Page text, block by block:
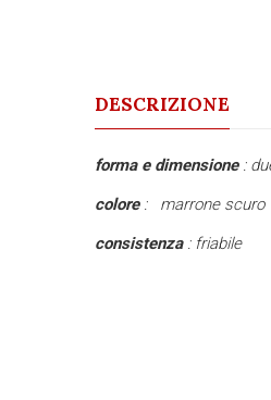
DESCRIZIONE
forma e dimensione :
colore : marrone scuro
consistenza: friabile